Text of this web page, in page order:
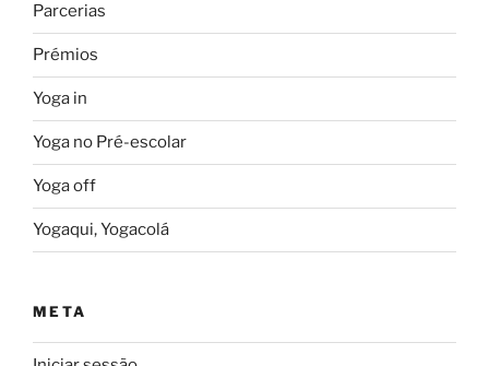
Parcerias
Prémios
Yoga in
Yoga no Pré-escolar
Yoga off
Yogaqui, Yogacolá
META